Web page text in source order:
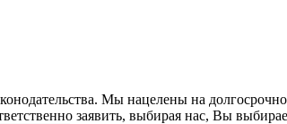
Мы нацелены на
заявить, выбирая нас, Вы